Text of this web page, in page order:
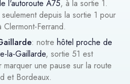
l'autoroute A75, à la sortie 1.
depuis la sortie 1 pour
Ferrand.
: notre hôtel proche de
la-Gaillarde, sortie 51 est
une pause sur la route
et Bordeaux.